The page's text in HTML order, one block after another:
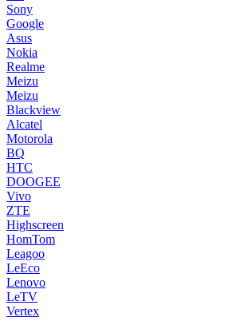
Sony
Google
Asus
Nokia
Realme
Meizu
Meizu
Blackview
Alcatel
Motorola
BQ
HTC
DOOGEE
Vivo
ZTE
Highscreen
HomTom
Leagoo
LeEco
Lenovo
LeTV
Vertex